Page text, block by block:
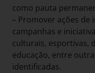
como pauta
– Promover ações de
campanhas e
culturais, esportivas,
educação, entre
identificadas.